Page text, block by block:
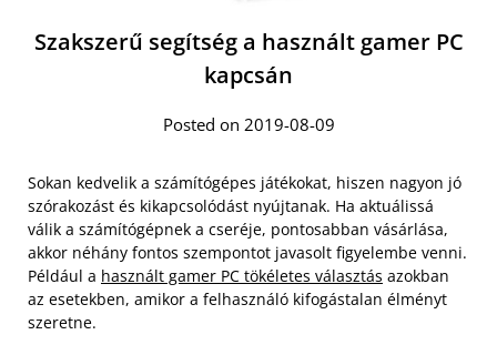
Szakszerű segítség a használt gamer PC
kapcsán
Posted on 2019-08-09
Sokan kedvelik a számítógépes játékokat, hiszen nagyon jó
szórakozást és kikapcsolódást nyújtanak. Ha aktuálissá
válik a számítógépnek a cseréje, pontosabban vásárlása,
akkor néhány fontos szempontot javasolt figyelembe venni.
Például a használt gamer PC tökéletes választás azokban
az esetekben, amikor a felhasználó kifogástalan élményt
szeretne.